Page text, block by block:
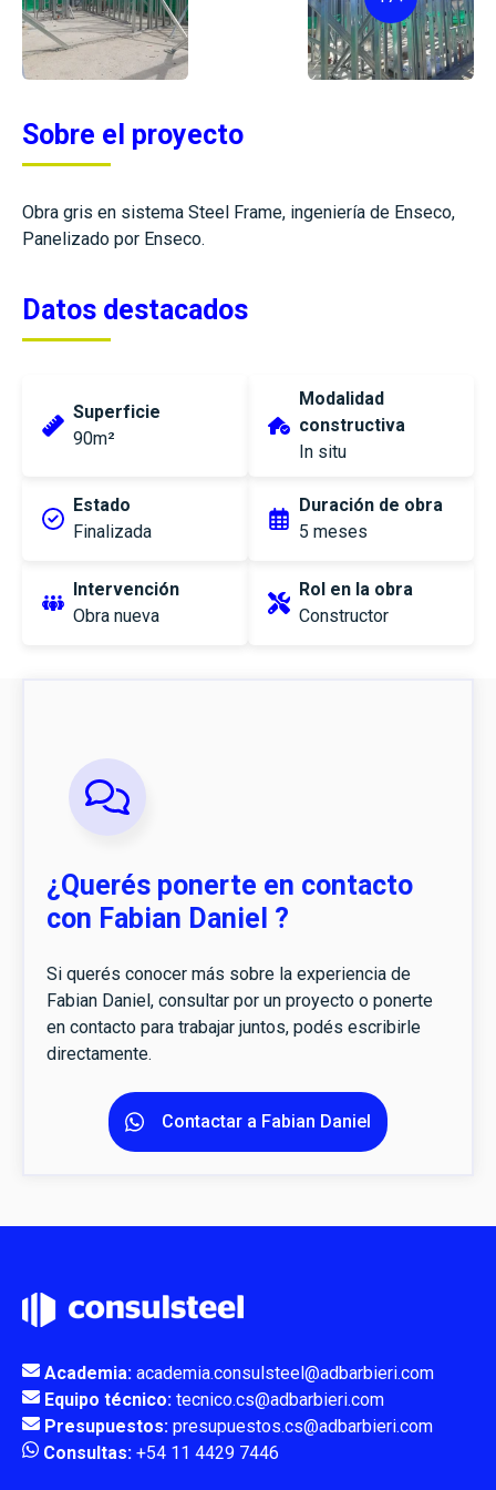
Sobre el proyecto
Obra gris en sistema Steel Frame, ingeniería de Enseco,
Panelizado por Enseco.
Datos destacados
Superficie
90m²
Modalidad
constructiva
In situ
Estado
Finalizada
Duración de obra
5 meses
Intervención
Obra nueva
Rol en la obra
Constructor
¿Querés ponerte en contacto
con Fabian Daniel ?
Si querés conocer más sobre la experiencia de
Fabian Daniel, consultar por un proyecto o ponerte
en contacto para trabajar juntos, podés escribirle
directamente.
Contactar a Fabian Daniel
Academia: academia.consulsteel@adbarbieri.com
Equipo técnico: tecnico.cs@adbarbieri.com
Presupuestos: presupuestos.cs@adbarbieri.com
Consultas:+54 11 4429 7446